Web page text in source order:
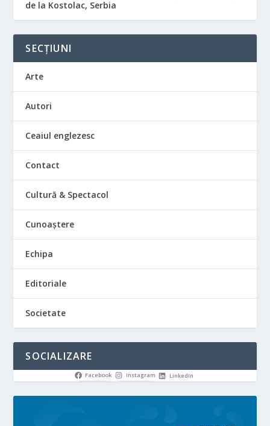
de la Kostolac, Serbia
SECȚIUNI
Arte
Autori
Ceaiul englezesc
Contact
Cultură & Spectacol
Cunoaștere
Echipa
Editoriale
Societate
SOCIALIZARE
Facebook Instagram LinkedIn